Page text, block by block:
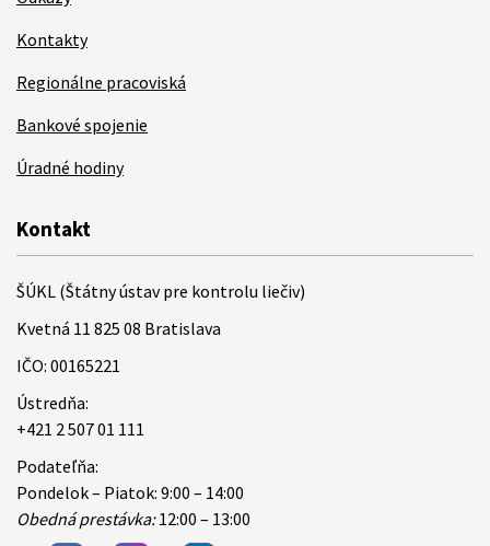
Kontakty
Regionálne pracoviská
Bankové spojenie
Úradné hodiny
Kontakt
ŠÚKL (Štátny ústav pre kontrolu liečiv)
Kvetná 11 825 08 Bratislava
IČO: 00165221
Ústredňa:
+421 2 507 01 111
Podateľňa:
Pondelok – Piatok: 9:00 – 14:00
Obedná prestávka:12:00 – 13:00